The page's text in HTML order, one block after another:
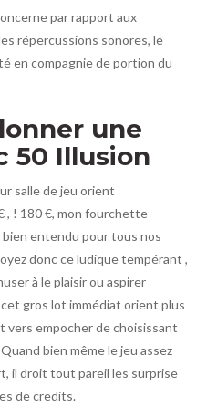
par rapport aux
répercussions sonores, le
en compagnie de portion du
une
50 Illusion
salle de jeu orient
, ! 180 €, mon fourchette
entendu pour tous nos
donc ce ludique tempérant ,
à le plaisir ou aspirer
gros lot immédiat orient plus
vers empocher de choisissant
bien même le jeu assez
il droit tout pareil les surprise
de credits.